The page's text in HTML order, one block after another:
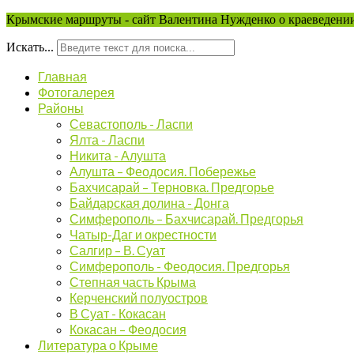
Крымские маршруты - сайт Валентина Нужденко о
Искать...
Главная
Фотогалерея
Районы
Севастополь - Ласпи
Ялта - Ласпи
Никита - Алушта
Алушта – Феодосия. Побережье
Бахчисарай – Терновка. Предгорье
Байдарская долина - Донга
Симферополь – Бахчисарай. Предгорья
Чатыр-Даг и окрестности
Салгир – В. Суат
Симферополь - Феодосия. Предгорья
Степная часть Крыма
Керченский полуостров
В Суат - Кокасан
Кокасан – Феодосия
Литература о Крыме